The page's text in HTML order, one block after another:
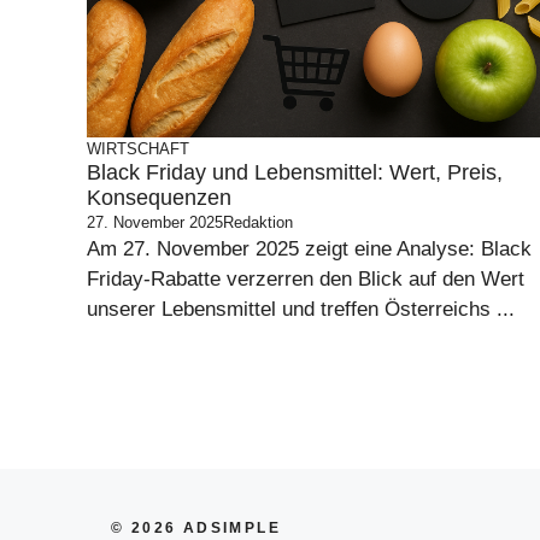
WIRTSCHAFT
Black Friday und Lebensmittel: Wert, Preis,
Konsequenzen
27. November 2025Redaktion
Am 27. November 2025 zeigt eine Analyse: Black
Friday-Rabatte verzerren den Blick auf den Wert
unserer Lebensmittel und treffen Österreichs ...
© 2026 ADSIMPLE